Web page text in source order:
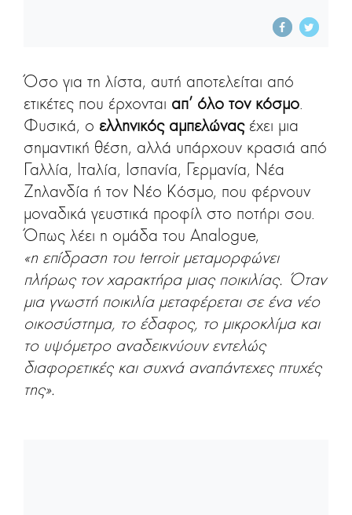
Όσο για τη λίστα, αυτή αποτελείται από
ετικέτες που έρχονται απ’ όλο τον κόσμο.
Φυσικά, ο ελληνικός αμπελώναςέχει μια
σημαντική θέση, αλλά υπάρχουν κρασιά από
Γαλλία, Ιταλία, Ισπανία, Γερμανία, Νέα
Ζηλανδία ή τον Νέο Κόσμο, που φέρνουν
μοναδικά γευστικά προφίλ στο ποτήρι σου.
Όπως λέει η ομάδα του Analogue,
«η επίδραση του terroir μεταμορφώνει
πλήρως τον χαρακτήρα μιας ποικιλίας. Όταν
μια γνωστή ποικιλία μεταφέρεται σε ένα νέο
οικοσύστημα, το έδαφος, το μικροκλίμα και
το υψόμετρο αναδεικνύουν εντελώς
διαφορετικές και συχνά αναπάντεχες πτυχές
της».